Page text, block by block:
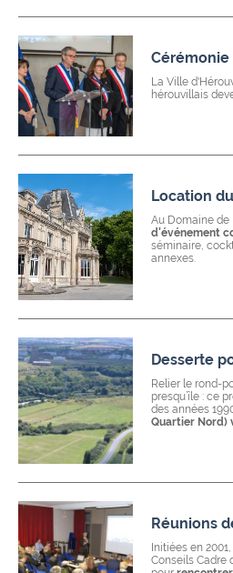
La Ville
hérouvillais
Location
Au Domaine
d’événement
séminaire,
annexes.
Desserte
Relier le rond-
presqu’île : ce
des années
Quartier Nord)
Réunions
Initiées en 2001,
Conseils Cadre